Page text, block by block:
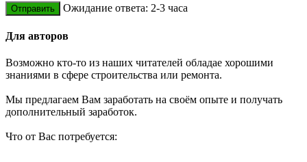
Ожидание ответа: 2-3 часа
Для авторов
Возможно кто-то из наших читателей обладае хорошими
знаниями в сфере строительства или ремонта.
Мы предлагаем Вам заработать на своём опыте и получать
дополнительный заработок.
Что от Вас потребуется: